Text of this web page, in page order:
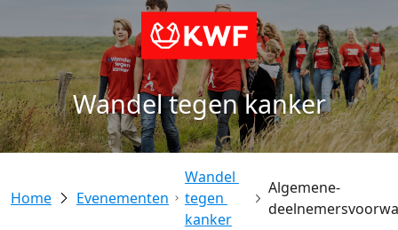
Wandel tegen kanker
Evenementen
Wandel
tegen
kanker
Algemene-